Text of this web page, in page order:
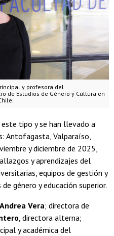
y profesora del
de Estudios de Género y Cultura en
tipo y se han llevado a
Antofagasta, Valparaíso,
y diciembre de 2025,
y aprendizajes del
equipos de gestión y
género y educación superior.
Andrea Vera; directora de
, directora alterna;
y académica del